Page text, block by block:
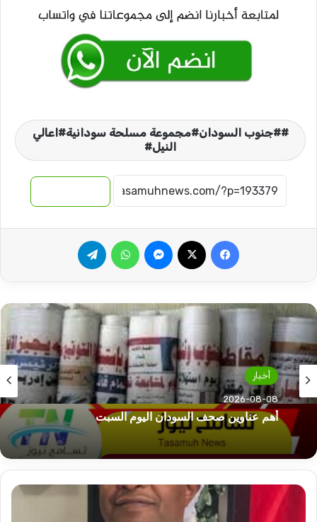
#جنوب السودان#مجموعة مسلحة سودانية#اعالي
النيل#
فيسبوك ماسنجر واتساب
أخبار
2026-08-08
أخبار
2026-08-07
في أخطر تصريح.. عم حميدتي يعترف بإرتكاب جرائم
تدخل